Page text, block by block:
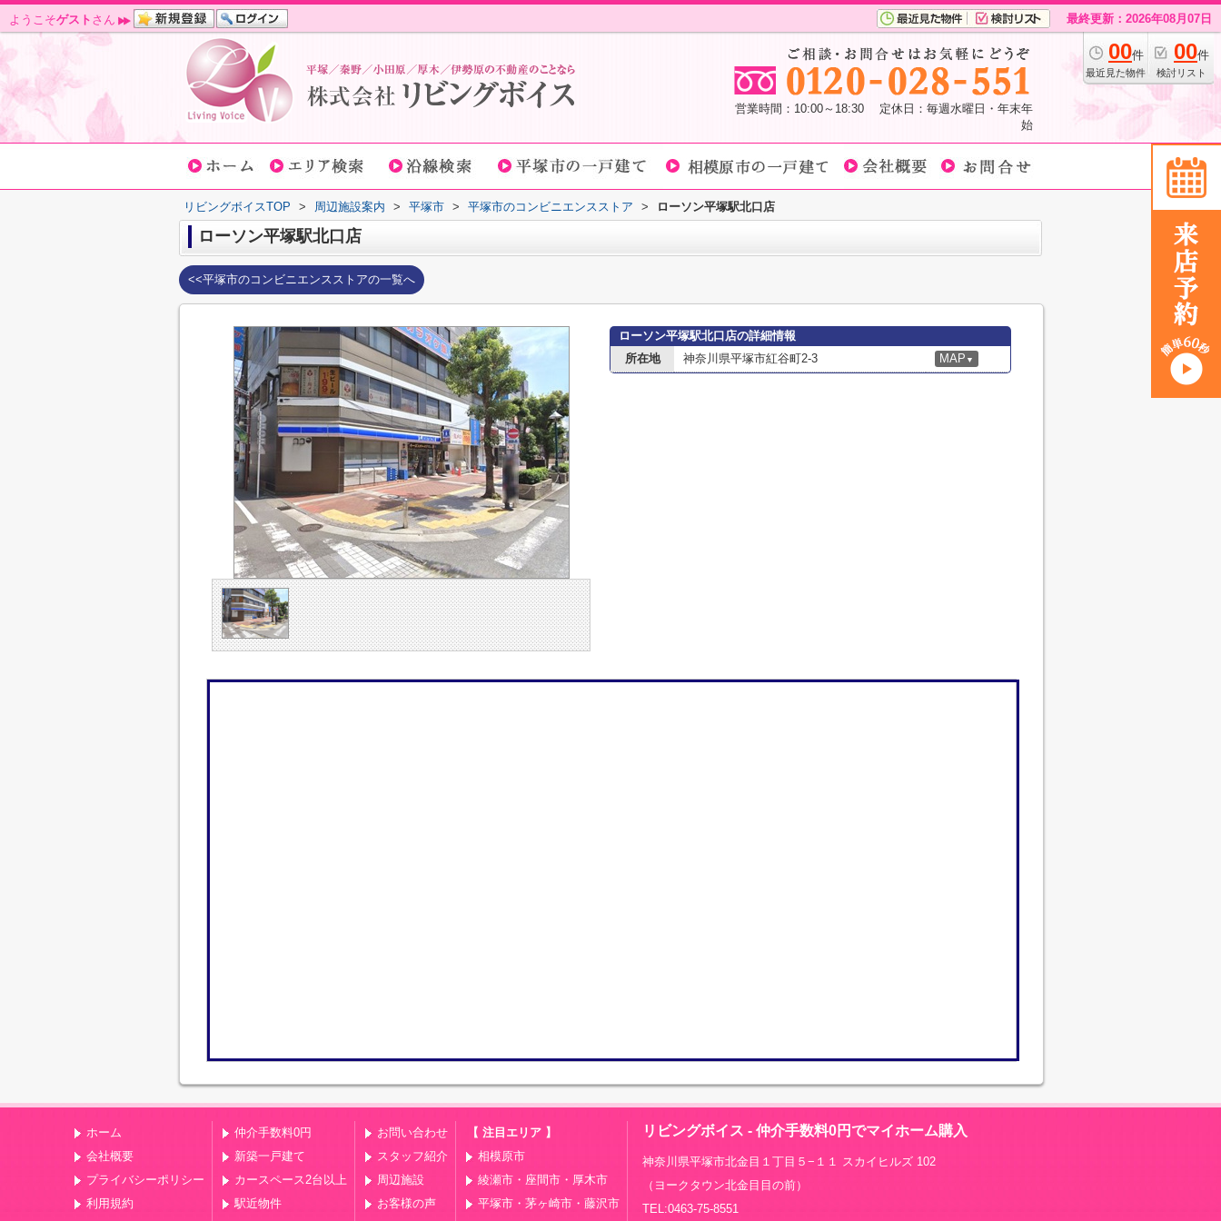
ようこそゲスト さん 最終更新：2026年08月07日
00件
最近見た物件
00件
検討リスト
営業時間：10:00～18:30 定休日：毎週水曜日・年末年
始
リビングボイスTOP > 周辺施設案内 > 平塚市 > 平塚市のコンビニエンスストア > ローソン平塚駅北口店
ローソン平塚駅北口店
<<平塚市のコンビニエンスストアの一覧へ
ローソン平塚駅北口店の詳細情報
所在地
神奈川県平塚市紅谷町2-3 MAP ▼
ホーム
会社概要
プライバシーポリシー
利用規約
仲介手数料0円
新築一戸建て
カースペース2台以上
駅近物件
お問い合わせ
スタッフ紹介
周辺施設
お客様の声
【 注目エリア 】
相模原市
綾瀬市・座間市・厚木市
平塚市・茅ヶ崎市・藤沢市
リビングボイス - 仲介手数料0円でマイホーム購入
神奈川県平塚市北金目１丁目５−１１ スカイヒルズ 102
（ヨークタウン北金目目の前）
TEL:0463-75-8551